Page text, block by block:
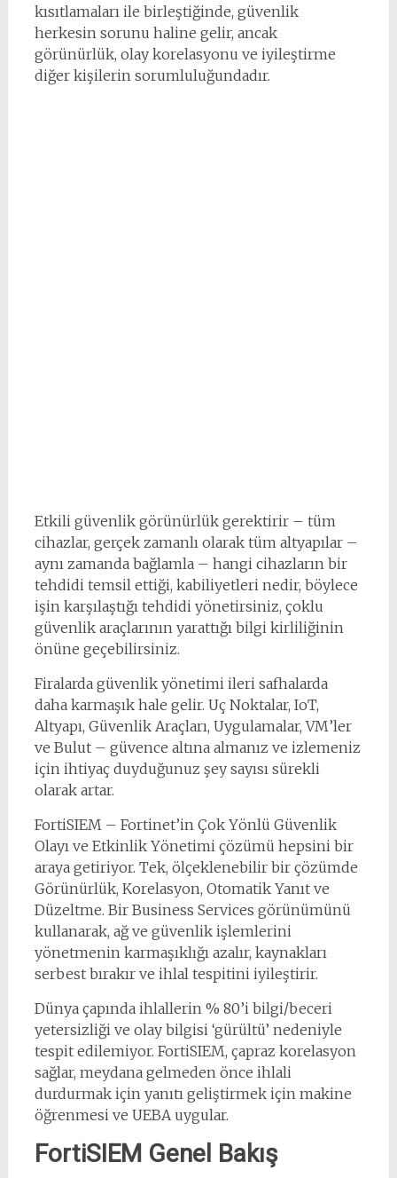
kısıtlamaları ile birleştiğinde, güvenlik
herkesin sorunu haline gelir, ancak
görünürlük, olay korelasyonu ve iyileştirme
diğer kişilerin sorumluluğundadır.
Etkili güvenlik görünürlük gerektirir – tüm
cihazlar, gerçek zamanlı olarak tüm altyapılar –
aynı zamanda bağlamla – hangi cihazların bir
tehdidi temsil ettiği, kabiliyetleri nedir, böylece
işin karşılaştığı tehdidi yönetirsiniz, çoklu
güvenlik araçlarının yarattığı bilgi kirliliğinin
önüne geçebilirsiniz.
Firalarda güvenlik yönetimi ileri safhalarda
daha karmaşık hale gelir. Uç Noktalar, IoT,
Altyapı, Güvenlik Araçları, Uygulamalar, VM’ler
ve Bulut – güvence altına almanız ve izlemeniz
için ihtiyaç duyduğunuz şey sayısı sürekli
olarak artar.
FortiSIEM – Fortinet’in Çok Yönlü Güvenlik
Olayı ve Etkinlik Yönetimi çözümü hepsini bir
araya getiriyor. Tek, ölçeklenebilir bir çözümde
Görünürlük, Korelasyon, Otomatik Yanıt ve
Düzeltme. Bir Business Services görünümünü
kullanarak, ağ ve güvenlik işlemlerini
yönetmenin karmaşıklığı azalır, kaynakları
serbest bırakır ve ihlal tespitini iyileştirir.
Dünya çapında ihlallerin % 80’i bilgi/beceri
yetersizliği ve olay bilgisi ‘gürültü’ nedeniyle
tespit edilemiyor. FortiSIEM, çapraz korelasyon
sağlar, meydana gelmeden önce ihlali
durdurmak için yanıtı geliştirmek için makine
öğrenmesi ve UEBA uygular.
FortiSIEM Genel Bakış